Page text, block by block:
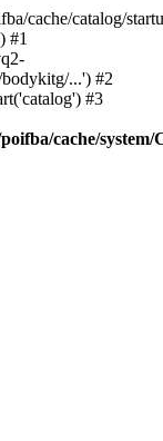
cache/catalog/
#1
bodykitg/...') #2
#3
cache/system/